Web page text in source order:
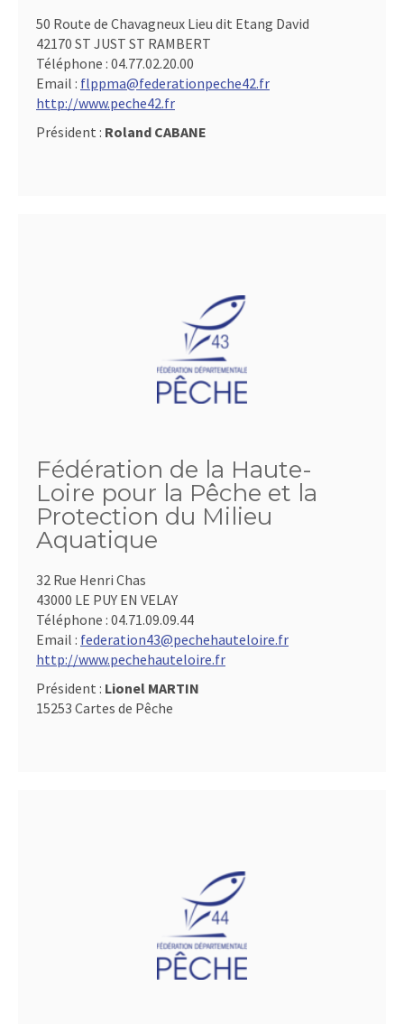
50 Route de Chavagneux Lieu dit Etang David
42170 ST JUST ST RAMBERT
Téléphone : 04.77.02.20.00
Email : flppma@federationpeche42.fr
http://www.peche42.fr
Président : Roland CABANE
Fédération de la Haute-
Loire pour la Pêche et la
Protection du Milieu
Aquatique
32 Rue Henri Chas
43000 LE PUY EN VELAY
Téléphone : 04.71.09.09.44
Email : federation43@pechehauteloire.fr
http://www.pechehauteloire.fr
Président : Lionel MARTIN
15253 Cartes de Pêche